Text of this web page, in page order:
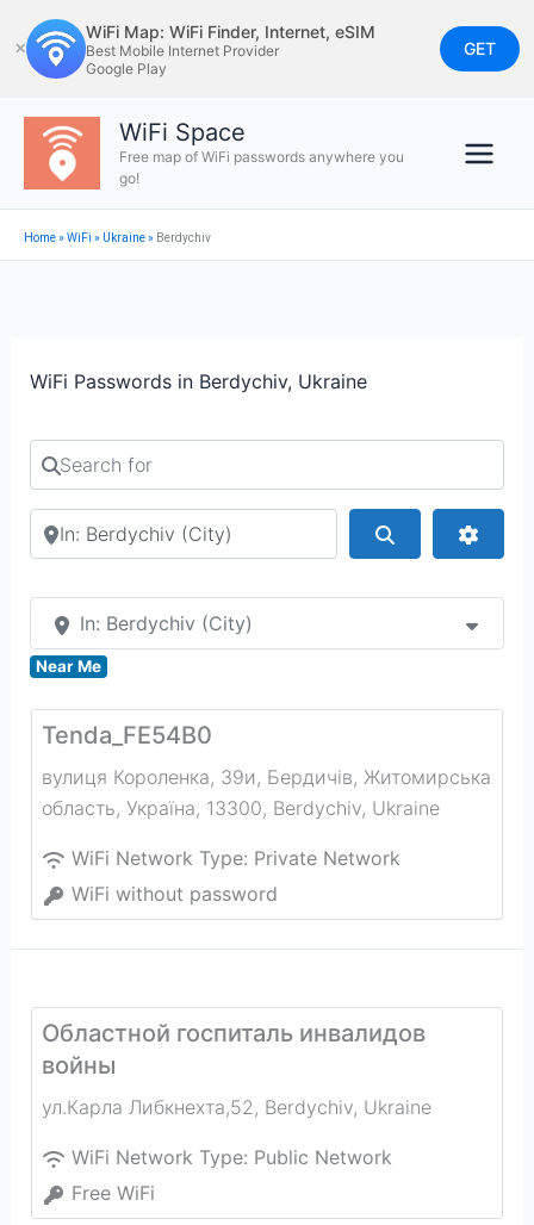
to
content
✕
WiFi Map: WiFi Finder, Internet, eSIM
Best Mobile Internet Provider
Google Play
GET
WiFi Space
Free map of WiFi passwords anywhere you
go!
Home»WiFi » Ukraine» Berdychiv
WiFi Passwords in Berdychiv, Ukraine
Search for
Search by city or country
In: Berdychiv (City)
Near Me
Tenda_FE54B0
вулиця Короленка, 39и, Бердичів, Житомирська
область, Україна, 13300, Berdychiv, Ukraine
WiFi Network Type: Private Network
WiFi without password
Областной госпиталь инвалидов
войны
ул.Карла Либкнехта,52, Berdychiv, Ukraine
WiFi Network Type: Public Network
Free WiFi